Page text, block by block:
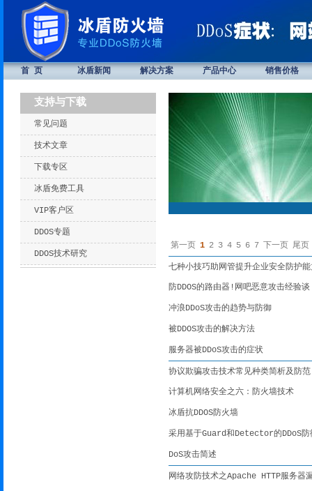
首 页 冰盾新闻 解决方案 产品中心 销售价格
支持与下载
常见问题
技术文章
下载专区
冰盾免费工具
VIP客户区
DDOS专题
DDOS技术研究
第一页 1 2 3 4 5 6 7 下一页 尾页
七种小技巧助网管提升企业安全防护
防DDOS的路由器!网吧恶意攻击经验谈
冲浪DDoS攻击的趋势与防御
被DDOS攻击的解决方法
服务器被DDoS攻击的症状
协议欺骗攻击技术常见种类简析及防范
计算机网络安全之六：防火墙技术
冰盾抗DDOS防火墙
采用基于Guard和Detector的DDoS防
DoS攻击简述
网络攻防技术之Apache HTTP服务器